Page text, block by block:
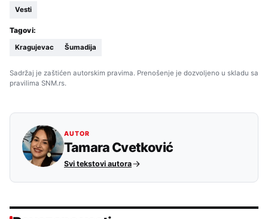
Vesti
Tagovi:
Kragujevac Šumadija
Sadržaj je zaštićen autorskim pravima. Prenošenje je dozvoljeno u skladu sa
pravilima SNM.rs.
AUTOR
Tamara Cvetković
Svi tekstovi autora